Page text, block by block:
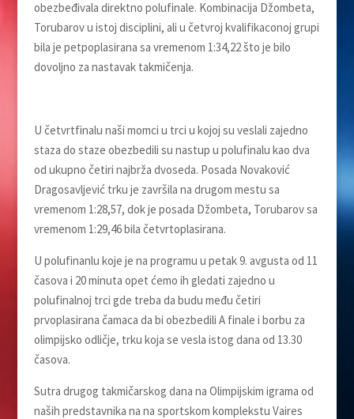
obezbeđivala direktno polufinale. Kombinacija Džombeta,
Torubarov u istoj disciplini, ali u četvroj kvalifikaconoj grupi
bila je petpoplasirana sa vremenom 1:34,22 što je bilo
dovoljno za nastavak takmičenja.
U četvrtfinalu naši momci u trci u kojoj su veslali zajedno
staza do staze obezbedili su nastup u polufinalu kao dva
od ukupno četiri najbrža dvoseda. Posada Novaković
Dragosavljević trku je završila na drugom mestu sa
vremenom 1:28,57, dok je posada Džombeta, Torubarov sa
vremenom 1:29,46 bila četvrtoplasirana.
U polufinanlu koje je na programu u petak 9. avgusta od 11
časova i 20 minuta opet ćemo ih gledati zajedno u
polufinalnoj trci gde treba da budu među četiri
prvoplasirana čamaca da bi obezbedili A finale i borbu za
olimpijsko odličje, trku koja se vesla istog dana od 13.30
časova.
Sutra drugog takmičarskog dana na Olimpijskim igrama od
naših predstavnika na na sportskom komplekstu Vaires